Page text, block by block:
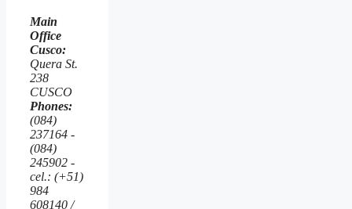
Main
Office
Cusco:
Quera St.
238
CUSCO
Phones:
(084)
237164 -
(084)
245902 -
cel.: (+51)
984
608140 /